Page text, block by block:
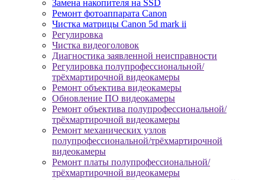
Замена накопителя на SSD
Ремонт фотоаппарата Canon
Чистка матрицы Canon 5d mark ii
Регулировка
Чистка видеоголовок
Диагностика заявленной неисправности
Регулировка полупрофессиональной/
трёхмартирочной видеокамеры
Ремонт объектива видеокамеры
Обновление ПО видеокамеры
Ремонт объектива полупрофессиональной/
трёхмартирочной видеокамеры
Ремонт механических узлов
полупрофессиональной/трёхмартирочной
видеокамеры
Ремонт платы полупрофессиональной/
трёхмартирочной видеокамеры